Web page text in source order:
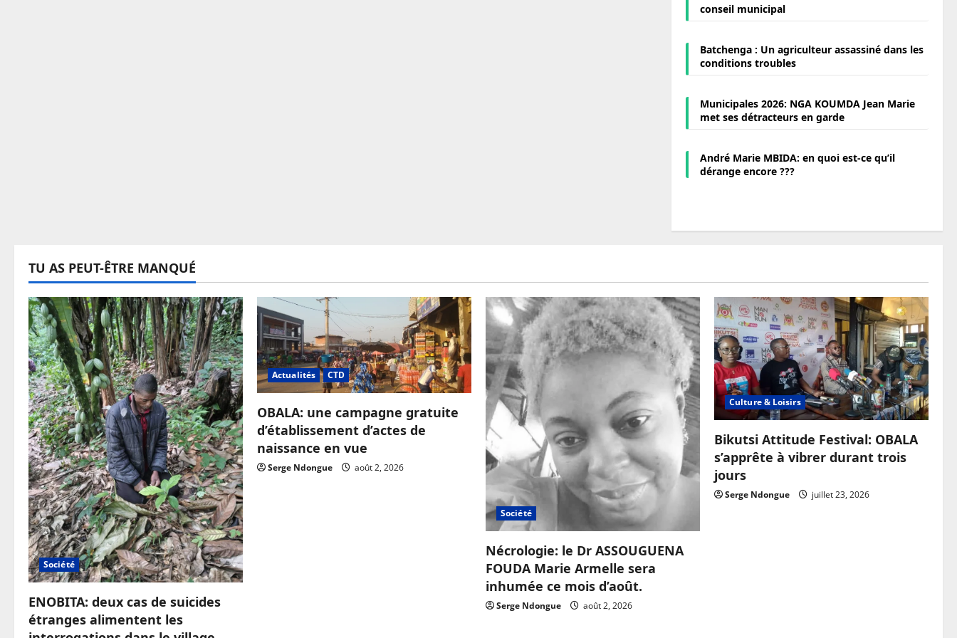
conseil municipal
Batchenga : Un agriculteur assassiné dans les
conditions troubles
Municipales 2026: NGA KOUMDA Jean Marie
met ses détracteurs en garde
André Marie MBIDA: en quoi est-ce qu’il
dérange encore ???
TU AS PEUT-ÊTRE MANQUÉ
Société
ENOBITA: deux cas de suicides
étranges alimentent les
Actualités CTD
OBALA: une campagne gratuite
d’établissement d’actes de
naissance en vue
Serge Ndongue août 2, 2026
Société
Nécrologie: le Dr ASSOUGUENA
FOUDA Marie Armelle sera
inhumée ce mois d’août.
Serge Ndongue août 2, 2026
Culture & Loisirs
Bikutsi Attitude Festival: OBALA
s’apprête à vibrer durant trois
jours
Serge Ndongue juillet 23, 2026